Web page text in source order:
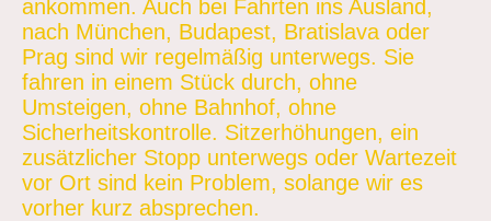
ankommen. Auch bei Fahrten ins Ausland,
nach München, Budapest, Bratislava oder
Prag sind wir regelmäßig unterwegs. Sie
fahren in einem Stück durch, ohne
Umsteigen, ohne Bahnhof, ohne
Sicherheitskontrolle. Sitzerhöhungen, ein
zusätzlicher Stopp unterwegs oder Wartezeit
vor Ort sind kein Problem, solange wir es
vorher kurz absprechen.